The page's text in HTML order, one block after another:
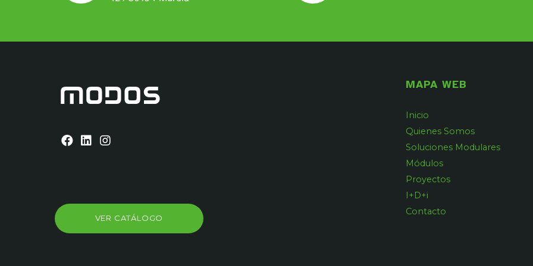
VER CATÁLOGO
MAPA WEB
Inicio
Quienes Somos
Soluciones Modulares
Módulos
Proyectos
I+D+i
Contacto